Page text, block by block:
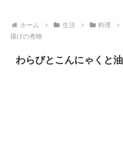
ホーム 生活 料理
揚げの煮物
わらびとこんにゃくと